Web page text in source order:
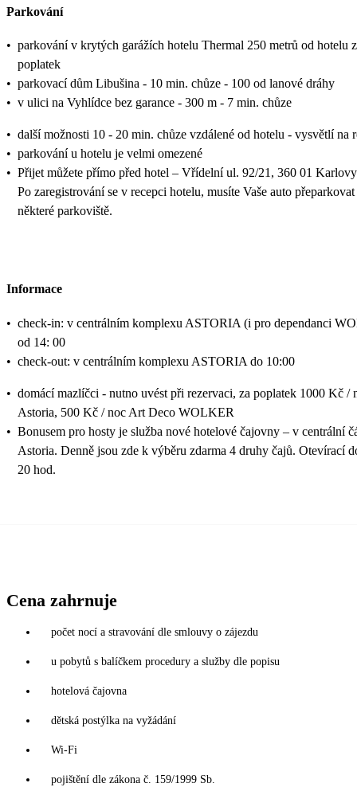
Parkování
• parkování v krytých garážích hotelu Thermal 250 metrů od hotelu
poplatek
• parkovací dům Libušina - 10 min. chůze - 100 od lanové dráhy
• v ulici na Vyhlídce bez garance - 300 m - 7 min. chůze
• další možnosti 10 - 20 min. chůze vzdálené od hotelu - vysvětlí na
• parkování u hotelu je velmi omezené
• Přijet můžete přímo před hotel – Vřídelní ul. 92/21, 360 01
Po zaregistrování se v recepci hotelu, musíte Vaše auto přeparkovat
některé parkoviště.
Informace
• check-in: v centrálním komplexu ASTORIA (i pro dependanci
od 14: 00
• check-out: v centrálním komplexu ASTORIA do 10:00
• domácí mazlíčci - nutno uvést při rezervaci, za poplatek 1000 Kč /
Astoria, 500 Kč / noc Art Deco WOLKER
• Bonusem pro hosty je služba nové hotelové čajovny – v centrální
Astoria. Denně jsou zde k výběru zdarma 4 druhy čajů. Otevírací
20 hod.
Cena zahrnuje
počet nocí a stravování dle smlouvy o zájezdu
u pobytů s balíčkem procedury a služby dle popisu
hotelová čajovna
dětská postýlka na vyžádání
Wi-Fi
pojištění dle zákona č. 159/1999 Sb.